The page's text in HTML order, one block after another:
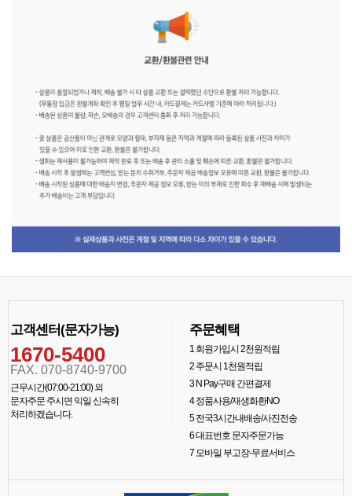
고객센터(문자가능)
1670-5400
FAX. 070-8740-9700
근무시간(07:00-21:00) 외
문자주문 주시면 익일 신속히
처리하겠습니다.
주문혜택
1회원가입시 2천원적립
2주문시 1천원적립
3N Pay구매 간편결제
4정품사용/재생화환NO
5전국3시간내배송/사진전송
6대표번호 문자주문가능
7모바일 부고장-무료서비스